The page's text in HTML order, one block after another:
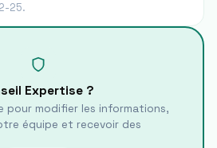
25.
Expertise ?
pour modifier les informations,
équipe et recevoir des